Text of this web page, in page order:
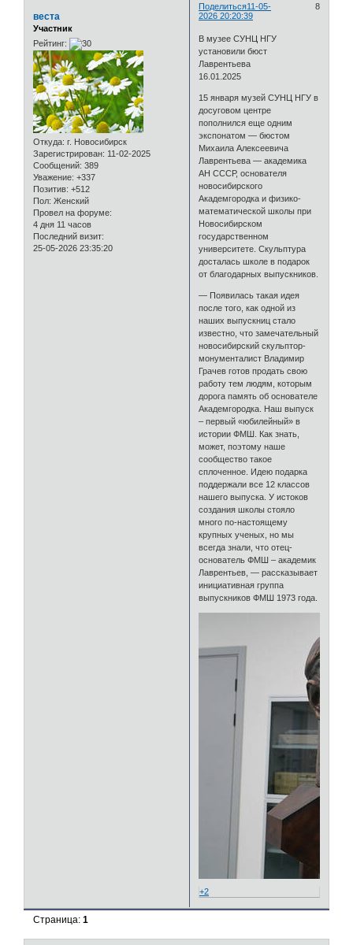
Поделиться 8
11-05-
2026 20:20:39
веста
Участник
Рейтинг:
Откуда: г. Новосибирск
Зарегистрирован: 11-02-2025
Сообщений: 389
Уважение: +337
Позитив: +512
Пол: Женский
Провел на форуме:
4 дня 11 часов
Последний визит:
25-05-2026 23:35:20
В музее СУНЦ НГУ
установили бюст
Лаврентьева
16.01.2025
15 января музей СУНЦ НГУ в
досуговом центре
пополнился еще одним
экспонатом — бюстом
Михаила Алексеевича
Лаврентьева — академика
АН СССР, основателя
новосибирского
Академгородка и физико-
математической школы при
Новосибирском
государственном
университете. Скульптура
досталась школе в подарок
от благодарных выпускников.
— Появилась такая идея
после того, как одной из
наших выпускниц стало
известно, что замечательный
новосибирский скульптор-
монументалист Владимир
Грачев готов продать свою
работу тем людям, которым
дорога память об основателе
Академгородка. Наш выпуск
– первый «юбилейный» в
истории ФМШ. Как знать,
может, поэтому наше
сообщество такое
сплоченное. Идею подарка
поддержали все 12 классов
нашего выпуска. У истоков
создания школы стояло
много по-настоящему
крупных ученых, но мы
всегда знали, что отец-
основатель ФМШ – академик
Лаврентьев, — рассказывает
инициативная группа
выпускников ФМШ 1973 года.
+2
Страница:1